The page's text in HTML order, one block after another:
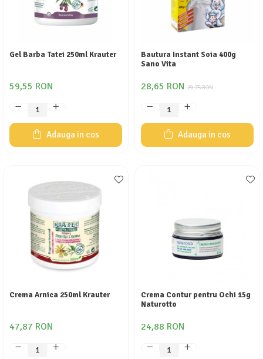
Gel Barba Tatei 250ml Krauter
59,55 RON
Adauga in cos
Bautura Instant Soia 400g
Sano Vita
29,75 RON
28,65 RON
Adauga in cos
Crema Arnica 250ml Krauter
47,87 RON
Crema Contur pentru Ochi 15g
Naturotto
24,88 RON